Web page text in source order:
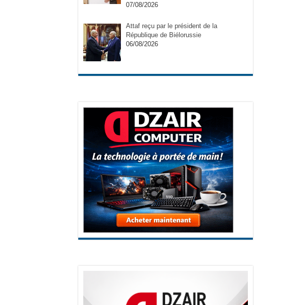
07/08/2026
Attaf reçu par le président de la
République de Biélorussie
06/08/2026